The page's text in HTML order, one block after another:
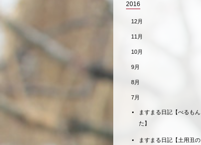
2016
12月
11月
10月
9月
8月
7月
ますまる日記【べるもん
た】
ますまる日記【土用丑の